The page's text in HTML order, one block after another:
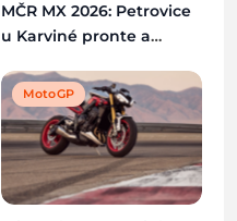
MČR MX 2026: Petrovice
u Karviné pronte a
del Campionato Ceco
MotoGP